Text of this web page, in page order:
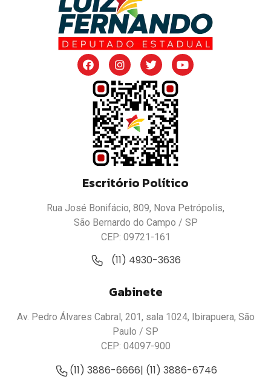
Escritório Político
Rua José Bonifácio, 809, Nova Petrópolis,
São Bernardo do Campo / SP
CEP: 09721-161
(11) 4930-3636
Gabinete
Av. Pedro Álvares Cabral, 201, sala 1024, Ibirapuera, São
Paulo / SP
CEP: 04097-900
(11) 3886-6666| (11) 3886-6746